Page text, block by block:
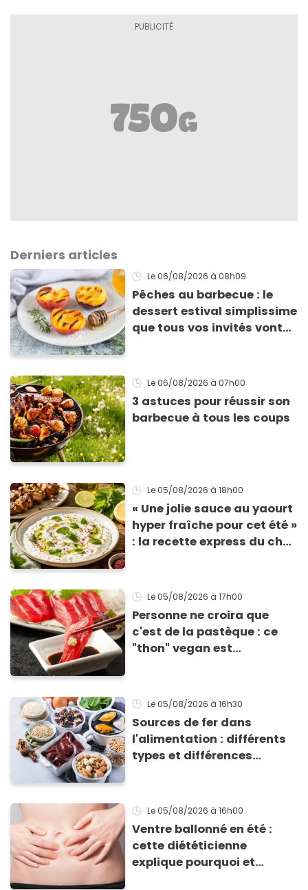
Derniers articles
Le 06/08/2026 à 08h09
Pêches au barbecue : le
dessert estival simplissime
que tous vos invités vont
Le 06/08/2026 à 07h00
3 astuces pour réussir son
barbecue à tous les coups
Le 05/08/2026 à 18h00
« Une jolie sauce au yaourt
hyper fraîche pour cet été »
: la recette express du chef
grillades
Le 05/08/2026 à 17h00
Personne ne croira que
c'est de la pastèque : ce
"thon" vegan est
Le 05/08/2026 à 16h30
Sources de fer dans
l'alimentation : différents
types et différences
Le 05/08/2026 à 16h00
Ventre ballonné en été :
cette diététicienne
explique pourquoi et